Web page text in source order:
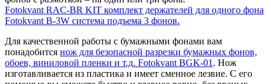
Fotokvant RAC-BR KIT комплект держателей для одного фона
Fotokvant B-3W система подъема 3 фонов.
Для качественной работы с бумажными фонами вам
понадобится нож для безопасной разрезки бумажных фонов,
обоев, виниловой пленки и т.д. Fotokvant BGK-01 . Нож
изготавливается из пластика и имеет сменное лезвие. С его